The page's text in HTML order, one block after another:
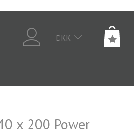
DKK
x 200 Power